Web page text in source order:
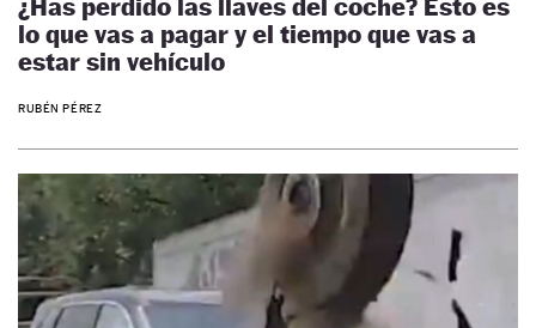
¿Has perdido las llaves del coche? Esto es
lo que vas a pagar y el tiempo que vas a
estar sin vehículo
RUBÉN PÉREZ